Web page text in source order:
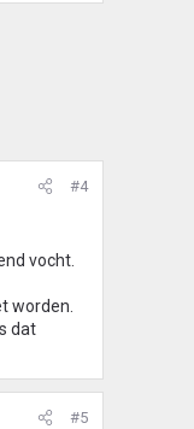
#4
vocht.
worden.
dat
#5